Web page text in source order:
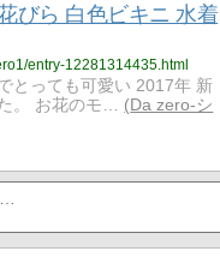
びら 白色ビキニ 水着
entry-12281314435.html
ても可愛い 2017年 新
。 お花のモ…
Da zero-シ